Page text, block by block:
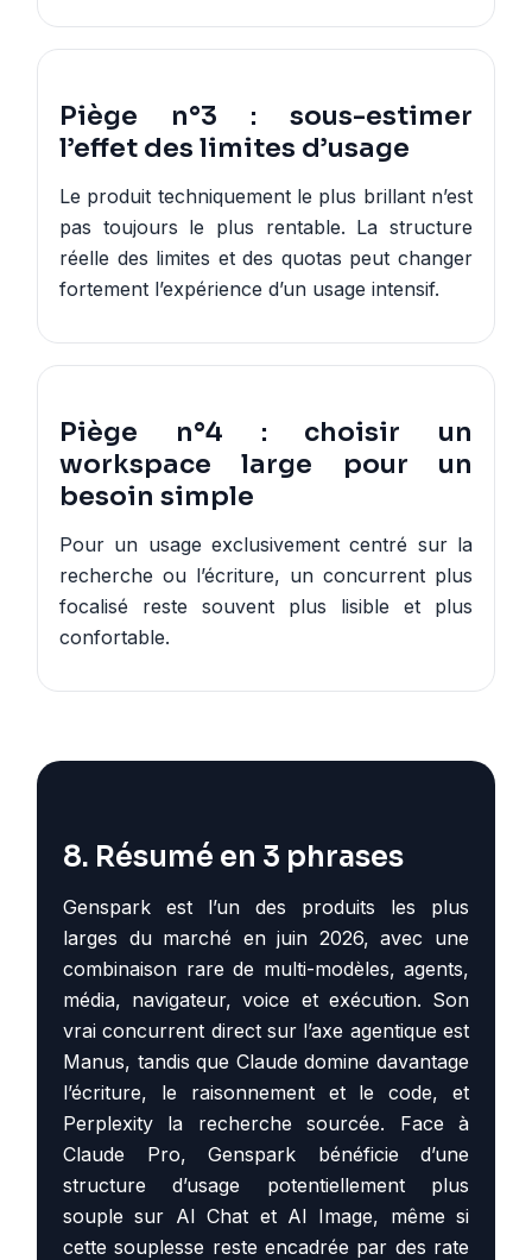
Piège n°3 : sous-estimer
l’effet des limites d’usage
Le produit techniquement le plus brillant n’est
pas toujours le plus rentable. La structure
réelle des limites et des quotas peut changer
fortement l’expérience d’un usage intensif.
Piège n°4 : choisir un
workspace large pour un
besoin simple
Pour un usage exclusivement centré sur la
recherche ou l’écriture, un concurrent plus
focalisé reste souvent plus lisible et plus
confortable.
8. Résumé en 3 phrases
Genspark est l’un des produits les plus
larges du marché en juin 2026, avec une
combinaison rare de multi-modèles, agents,
média, navigateur, voice et exécution. Son
vrai concurrent direct sur l’axe agentique est
Manus, tandis que Claude domine davantage
l’écriture, le raisonnement et le code, et
Perplexity la recherche sourcée. Face à
Claude Pro, Genspark bénéficie d’une
structure d’usage potentiellement plus
souple sur AI Chat et AI Image, même si
cette souplesse reste encadrée par des rate